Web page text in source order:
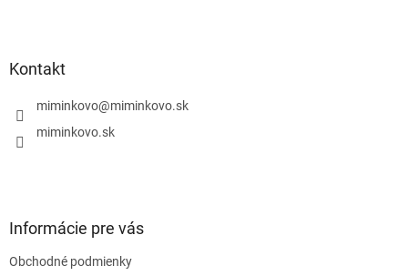
Kontakt
miminkovo@miminkovo.sk
miminkovo.sk
Informácie pre vás
Obchodné podmienky